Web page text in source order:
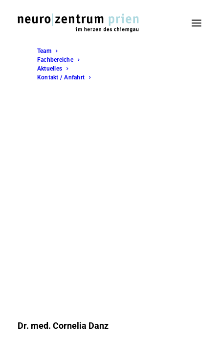
Team
Fachbereiche
Aktuelles
Kontakt / Anfahrt
Dr. med. Cornelia Danz